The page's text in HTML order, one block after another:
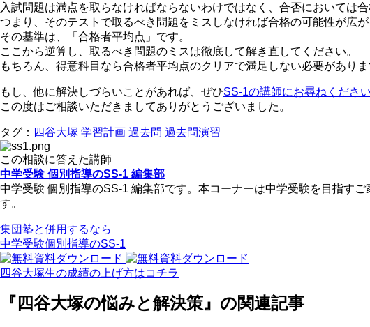
入試問題は満点を取らなければならないわけではなく、合否においては
つまり、そのテストで取るべき問題をミスしなければ合格の可能性が広が
その基準は、「合格者平均点」です。
ここから逆算し、取るべき問題のミスは徹底して解き直してください。
もちろん、得意科目なら合格者平均点のクリアで満足しない必要がありま
もし、他に解決しづらいことがあれば、ぜひSS-1の講師にお尋ねください
この度はご相談いただきましてありがとうございました。
タグ： 四谷大塚 学習計画 過去問 過去問演習
この相談に答えた講師
中学受験 個別指導のSS-1 編集部
中学受験 個別指導のSS-1 編集部です。本コーナーは中学受験を目指す
す。
集団塾と併用するなら
中学受験個別指導のSS-1
四谷大塚生の成績の上げ方はコチラ
『四谷大塚の悩みと解決策』の関連記事